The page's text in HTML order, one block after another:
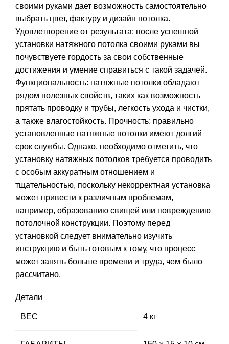
своими руками дает возможность самостоятельно
выбрать цвет, фактуру и дизайн потолка.
Удовлетворение от результата: после успешной
установки натяжного потолка своими руками вы
почувствуете гордость за свои собственные
достижения и умение справиться с такой задачей.
Функциональность: натяжные потолки обладают
рядом полезных свойств, таких как возможность
прятать проводку и трубы, легкость ухода и чистки,
а также влагостойкость. Прочность: правильно
установленные натяжные потолки имеют долгий
срок службы. Однако, необходимо отметить, что
установку натяжных потолков требуется проводить
с особым аккуратным отношением и
тщательностью, поскольку некорректная установка
может привести к различным проблемам,
например, образованию свищей или повреждению
потолочной конструкции. Поэтому перед
установкой следует внимательно изучить
инструкцию и быть готовым к тому, что процесс
может занять больше времени и труда, чем было
рассчитано.
Детали
ВЕС 4 кг